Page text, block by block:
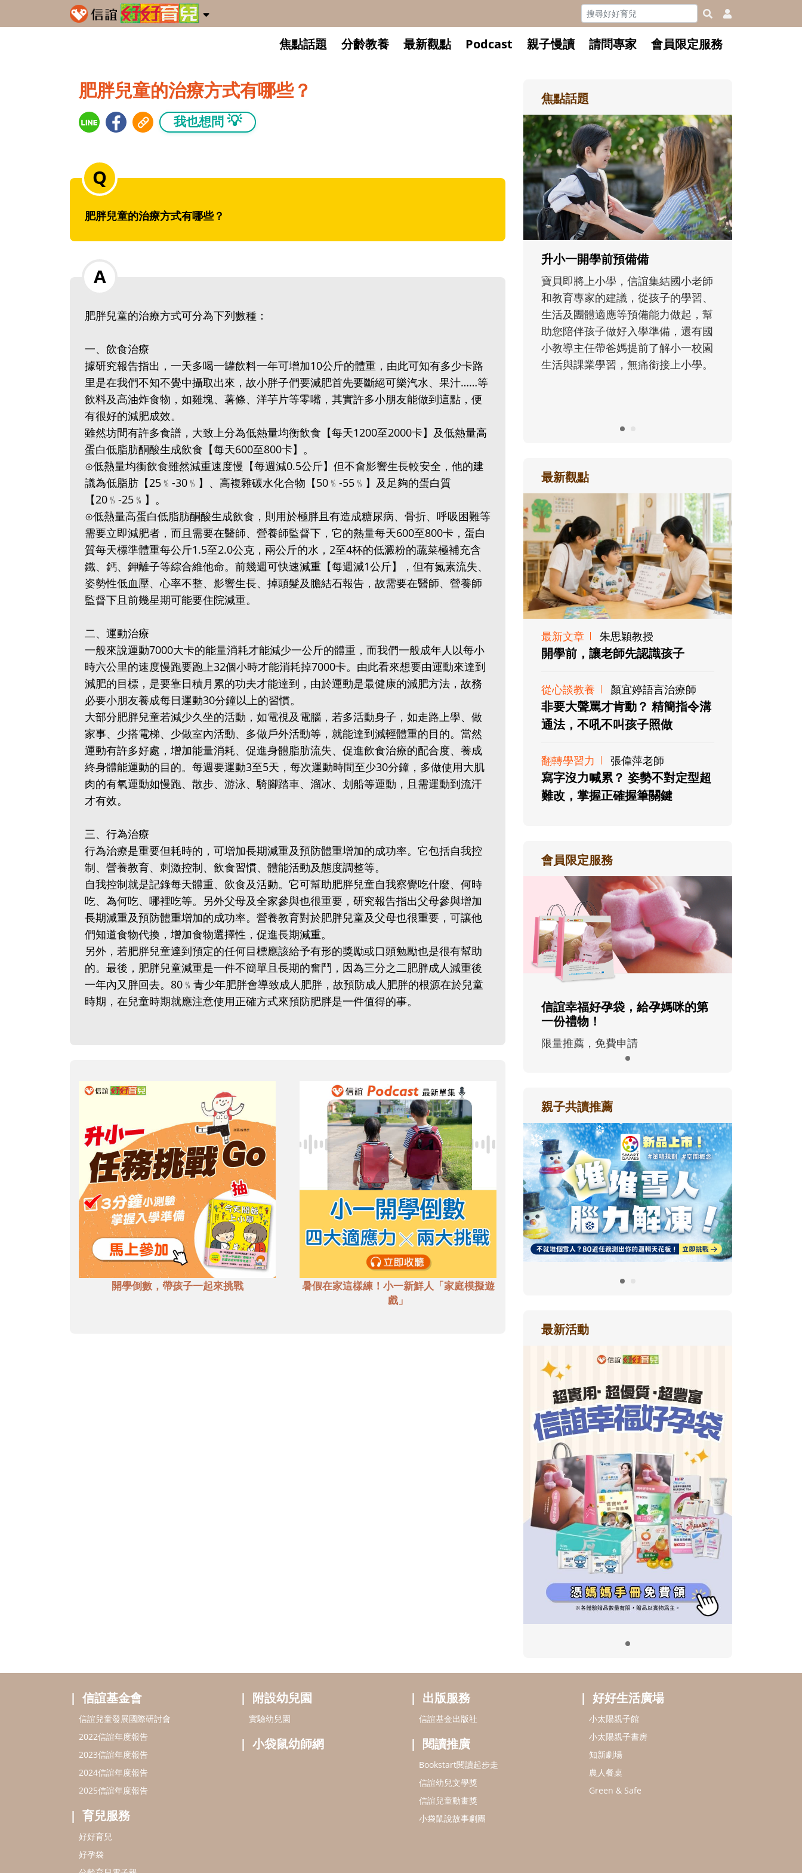
焦點話題 分齡教養 最新觀點 Podcast 親子慢讀 請問專家 會員限定服務
肥胖兒童的治療方式有哪些？
我也想問 💡
肥胖兒童的治療方式有哪些？
肥胖兒童的治療方式可分為下列數種：
一、飲食治療
據研究報告指出，一天多喝一罐飲料一年可增加10公斤的體重，由此可知有多少卡路
里是在我們不知不覺中攝取出來，故小胖子們要減肥首先要斷絕可樂汽水、果汁……等
飲料及高油炸食物，如雞塊、薯條、洋芋片等零嘴，其實許多小朋友能做到這點，便
有很好的減肥成效。
雖然坊間有許多食譜，大致上分為低熱量均衡飲食【每天1200至2000卡】及低熱量高
蛋白低脂肪酮酸生成飲食【每天600至800卡】。
⊙低熱量均衡飲食雖然減重速度慢【每週減0.5公斤】但不會影響生長較安全，他的建
議為低脂肪【25﹪-30﹪】、高複雜碳水化合物【50﹪-55﹪】及足夠的蛋白質
【20﹪-25﹪】。
⊙低熱量高蛋白低脂肪酮酸生成飲食，則用於極胖且有造成糖尿病、骨折、呼吸困難等
需要立即減肥者，而且需要在醫師、營養師監督下，它的熱量每天600至800卡，蛋白
質每天標準體重每公斤1.5至2.0公克，兩公斤的水，2至4杯的低澱粉的蔬菜極補充含
鐵、鈣、鉀離子等綜合維他命。前幾週可快速減重【每週減1公斤】，但有氮素流失、
姿勢性低血壓、心率不整、影響生長、掉頭髮及膽結石報告，故需要在醫師、營養師
監督下且前幾星期可能要住院減重。
二、運動治療
一般來說運動7000大卡的能量消耗才能減少一公斤的體重，而我們一般成年人以每小
時六公里的速度慢跑要跑上32個小時才能消耗掉7000卡。由此看來想要由運動來達到
減肥的目標，是要靠日積月累的功夫才能達到，由於運動是最健康的減肥方法，故務
必要小朋友養成每日運動30分鐘以上的習慣。
大部分肥胖兒童若減少久坐的活動，如電視及電腦，若多活動身子，如走路上學、做
家事、少搭電梯、少做室內活動、多做戶外活動等，就能達到減輕體重的目的。當然
運動有許多好處，增加能量消耗、促進身體脂肪流失、促進飲食治療的配合度、養成
終身體能運動的目的。每週要運動3至5天，每次運動時間至少30分鐘，多做使用大肌
肉的有氧運動如慢跑、散步、游泳、騎腳踏車、溜冰、划船等運動，且需運動到流汗
才有效。
三、行為治療
行為治療是重要但耗時的，可增加長期減重及預防體重增加的成功率。它包括自我控
制、營養教育、刺激控制、飲食習慣、體能活動及態度調整等。
自我控制就是記錄每天體重、飲食及活動。它可幫助肥胖兒童自我察覺吃什麼、何時
吃、為何吃、哪裡吃等。另外父母及全家參與也很重要，研究報告指出父母參與增加
長期減重及預防體重增加的成功率。營養教育對於肥胖兒童及父母也很重要，可讓他
們知道食物代換，增加食物選擇性，促進長期減重。
另外，若肥胖兒童達到預定的任何目標應該給予有形的獎勵或口頭勉勵也是很有幫助
的。最後，肥胖兒童減重是一件不簡單且長期的奮鬥，因為三分之二肥胖成人減重後
一年內又胖回去。80﹪青少年肥胖會導致成人肥胖，故預防成人肥胖的根源在於兒童
時期，在兒童時期就應注意使用正確方式來預防肥胖是一件值得的事。
開學倒數，帶孩子一起來挑戰
暑假在家這樣練！小一新鮮人「家庭模擬遊
戲」
焦點話題
生活與課業學習，無痛銜接上小學。
和孩子一起長大的那個男人│讀
懂父親的不同模樣
沒有人天生就擅長當爸爸！男人總是
在一次次「前所未有」的體驗中，跟
著孩子一起長大。從給予安全感的肢
體遊戲，到獨立自主、角色認同及解
決問題的能力養成。爸爸正嘗試用不
同的模樣，參與孩子每個重要的成長
歷程。
最新觀點
最新文章 朱思穎教授
開學前，讓老師先認識孩子
從心談教養 顏宜婷語言治療師
非要大聲罵才肯動？ 精簡指令溝
通法，不吼不叫孩子照做
翻轉學習力 張偉萍老師
寫字沒力喊累？ 姿勢不對定型超
難改，掌握正確握筆關鍵
會員限定服務
信誼幸福好孕袋，給孕媽咪的第
一份禮物！
限量推薦，免費申請
親子共讀推薦
最新活動
信誼基金會
信誼兒童發展國際研討會
2022信誼年度報告
2023信誼年度報告
2024信誼年度報告
2025信誼年度報告
育兒服務
好好育兒
好孕袋
附設幼兒園
實驗幼兒園
小袋鼠幼師網
出版服務
信誼基金出版社
閱讀推廣
Bookstart閱讀起步走
信誼幼兒文學獎
信誼兒童動畫獎
小袋鼠說故事劇團
好好生活廣場
小太陽親子館
小太陽親子書房
知新劇場
農人餐桌
Green & Safe